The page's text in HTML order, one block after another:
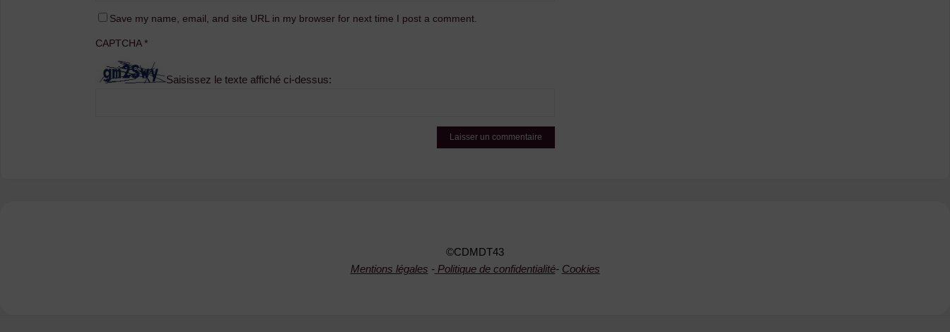
Save my name, email, and site URL in my browser for next time I post a comment.
CAPTCHA*
Saisissez le texte affiché ci-dessus:
©CDMDT43
Mentions légales -Politique de confidentialité- Cookies